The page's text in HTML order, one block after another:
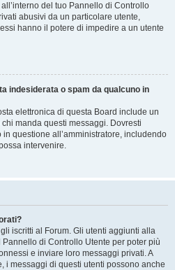
del tuo Pannello di Controllo
​​abusivi da un particolare utente,
hanno il potere di impedire a un utente
indesiderata o spam da qualcuno in
elettronica di questa Board include un
manda questi messaggi. Dovresti
questione all’amministratore, includendo
intervenire.
iscritti al Forum. Gli utenti aggiunti alla
di Controllo Utente per poter più
e inviare loro messaggi privati. A
i messaggi di questi utenti possono anche